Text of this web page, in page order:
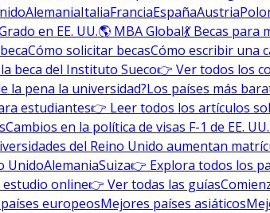
AlemaniaItaliaFranciaEspañaAustria
en EE. UU.🌎 MBA Global💃 Becas para
Cómo solicitar becasCómo escribir una
beca del Instituto Sueco👉 Ver todos los
la pena la universidad?Los países más
estudiantes👉 Leer todos los artículos
Cambios en la política de visas F-1 de EE.
del Reino Unido aumentan
UnidoAlemaniaSuiza👉 Explora todos los
estudio online👉 Ver todas las guías
europeosMejores países asiáticos